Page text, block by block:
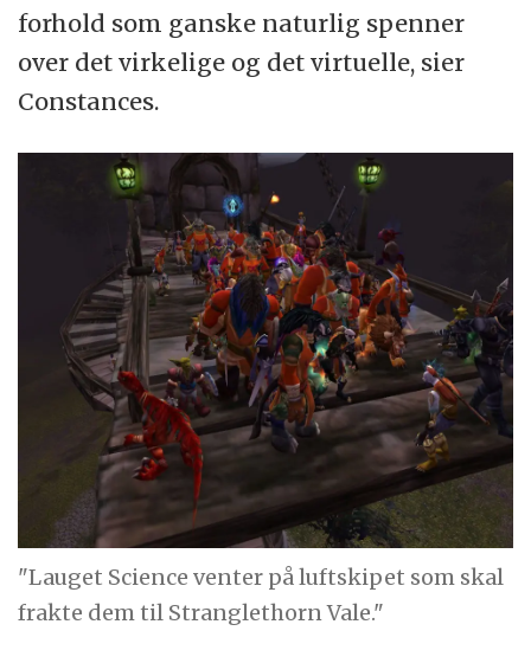
forhold som ganske naturlig spenner
over det virkelige og det virtuelle, sier
Constances.
"Lauget Science venter på luftskipet som skal
frakte dem til Stranglethorn Vale."